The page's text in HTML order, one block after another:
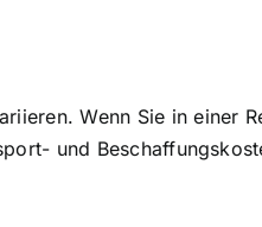
Wenn Sie in einer
und